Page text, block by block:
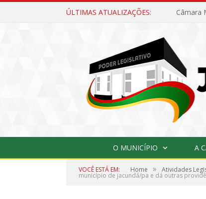
ÚLTIMAS ATUALIZAÇÕES:
O MUNICÍPIO A
VOCÊ ESTÁ EM: Home » Atividades
município de jacundá/pa e dá outras